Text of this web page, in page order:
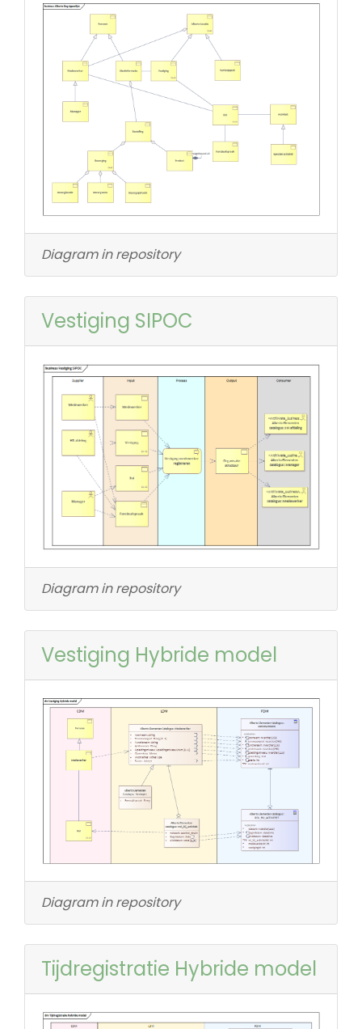
Diagram in repository
Vestiging SIPOC
Diagram in repository
Vestiging Hybride model
Diagram in repository
Tijdregistratie Hybride model